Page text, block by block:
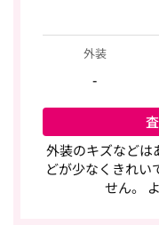
外装
-
外装のキズなどは
どが少なくきれい
せん。